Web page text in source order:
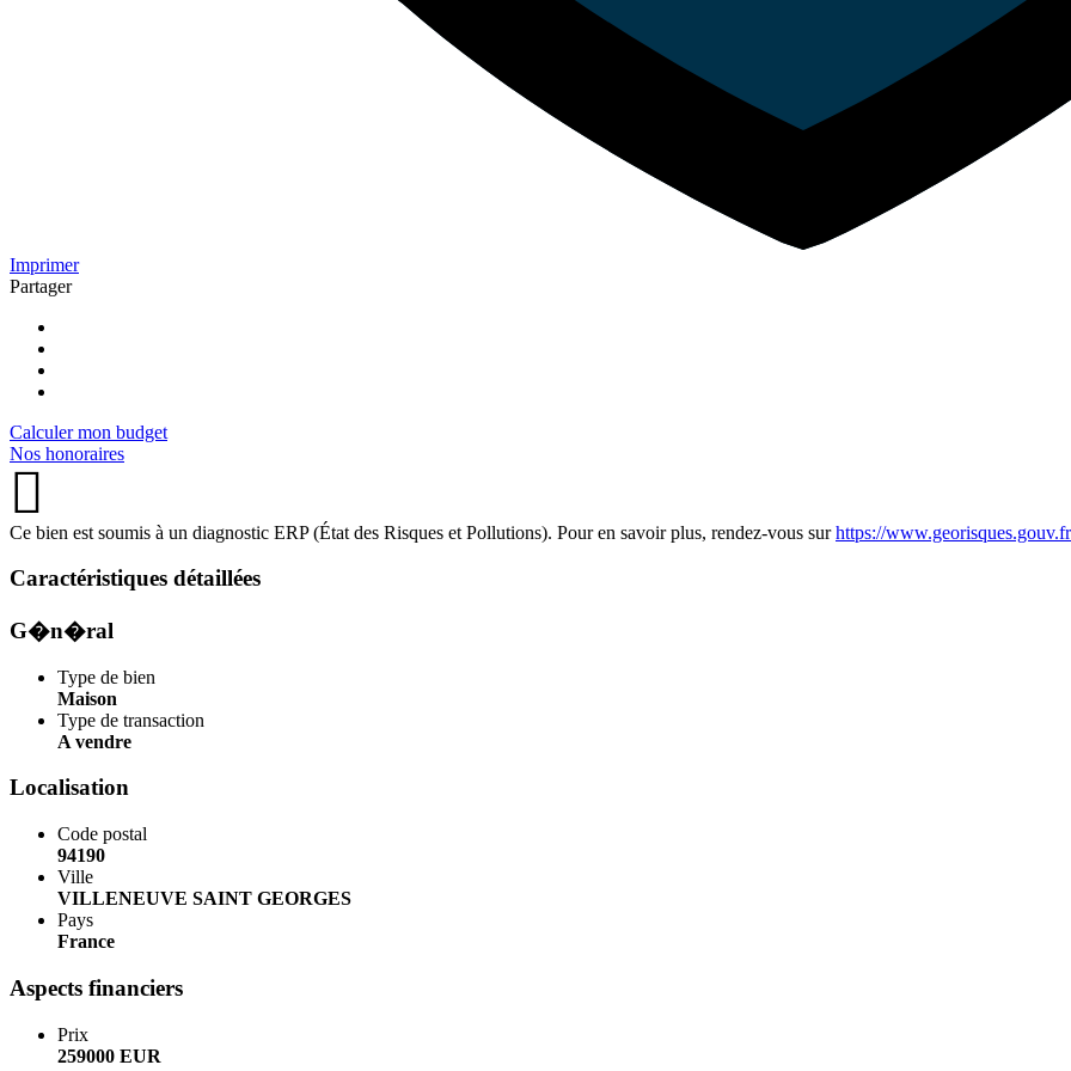
Imprimer
Partager
Calculer mon budget
Nos honoraires
Ce bien est soumis à un diagnostic ERP (État des Risques et Pollutions). Pour en savoir plus, rendez-vous surhttps://
Caractéristiques détaillées
G�n�ral
Type de bien
Maison
Type de transaction
A vendre
Localisation
Code postal
94190
Ville
VILLENEUVE SAINT GEORGES
Pays
France
Aspects financiers
Prix
259000 EUR